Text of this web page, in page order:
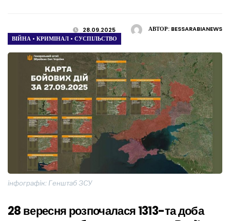
АВТОР: BESSARABIANEWS
28.09.2025
ВІЙНА • КРИМІНАЛ • СУСПІЛЬСТВО
інфографік: Генштаб ЗСУ
28 вересня розпочалася 1313-та доба